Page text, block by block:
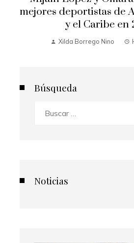
mejores deportistas de
y el Caribe en
Xilda Borrego Nino
Búsqueda
Noticias